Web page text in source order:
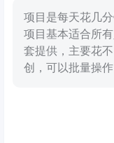
项目是每天花几
项目基本适合所
套提供，主要花
创，可以批量操作